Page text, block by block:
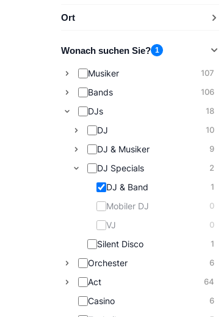
Ort
Wonach suchen Sie? 1
Musiker 107
Bands 106
DJs 18
DJ 10
DJ & Musiker 9
DJ Specials 2
DJ & Band 1
Mobiler DJ 0
VJ 0
Silent Disco 1
Orchester 6
Act 64
Casino 6